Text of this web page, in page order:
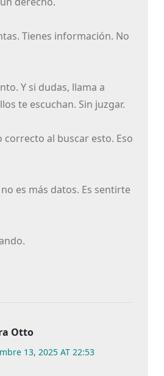
Tienes información. No
Y si dudas, llama a
te escuchan. Sin juzgar.
correcto al buscar esto. Eso
es más datos. Es sentirte
Otto
13, 2025 AT 22:53